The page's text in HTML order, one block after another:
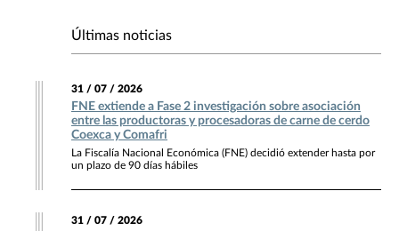
Últimas noticias
31 / 07 / 2026
FNE extiende a Fase 2 investigación sobre asociación
entre las productoras y procesadoras de carne de cerdo
Coexca y Comafri
La Fiscalía Nacional Económica (FNE) decidió extender hasta por
un plazo de 90 días hábiles
31 / 07 / 2026